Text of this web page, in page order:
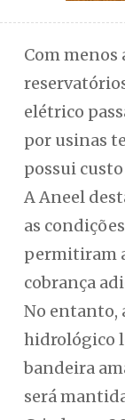
Com
elétrico
por usinas
possui
A Aneel
as
permitiram
cobrança
No entanto,
hidrológico
bandeira
será